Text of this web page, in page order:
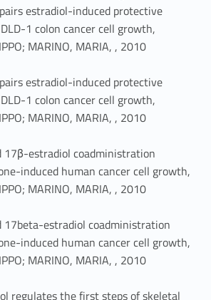
estradiol-induced protective
1 colon cancer cell growth,
MARINO, MARIA, , 2010 Link identifier #identifier_person_56188-73
estradiol-induced protective
1 colon cancer cell growth,
MARINO, MARIA, , 2010 Link identifier #identifier_person_24930-74
17β-estradiol coadministration
induced human cancer cell growth,
MARINO, MARIA, , 2010 Link identifier #identifier_person_7108-75
17beta-estradiol coadministration
induced human cancer cell growth,
MARINO, MARIA, , 2010 Link identifier #identifier_person_118498-76
regulates the first steps of skeletal